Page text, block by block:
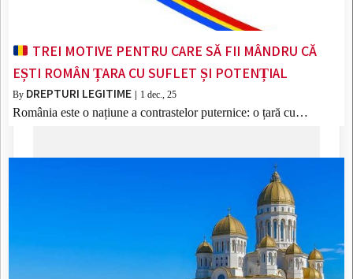
TREI MOTIVE PENTRU CARE SĂ FII MÂNDRU CĂ
EȘTI ROMÂN ȚARA CU SUFLET ȘI POTENȚIAL
By DREPTURI LEGITIME 1 dec., 25
România este o națiune a contrastelor puternice: o țară cu…